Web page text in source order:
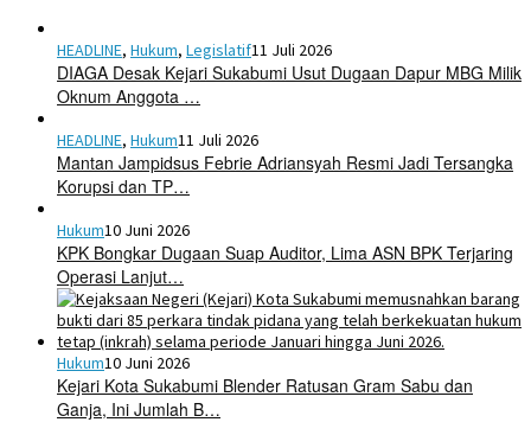
HEADLINE, Hukum, Legislatif11 Juli 2026
DIAGA Desak Kejari Sukabumi Usut Dugaan Dapur MBG Milik
Oknum Anggota …
HEADLINE, Hukum11 Juli 2026
Mantan Jampidsus Febrie Adriansyah Resmi Jadi Tersangka
Korupsi dan TP…
Hukum10 Juni 2026
KPK Bongkar Dugaan Suap Auditor, Lima ASN BPK Terjaring
Operasi Lanjut…
Hukum10 Juni 2026
Kejari Kota Sukabumi Blender Ratusan Gram Sabu dan
Ganja, Ini Jumlah B…